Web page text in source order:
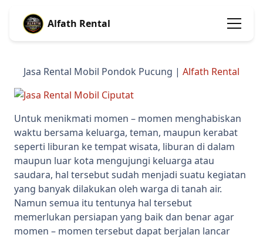
Alfath Rental
Jasa Rental Mobil Pondok Pucung | Alfath Rental
Untuk menikmati momen – momen menghabiskan
waktu bersama keluarga, teman, maupun kerabat
seperti liburan ke tempat wisata, liburan di dalam
maupun luar kota mengujungi keluarga atau
saudara, hal tersebut sudah menjadi suatu kegiatan
yang banyak dilakukan oleh warga di tanah air.
Namun semua itu tentunya hal tersebut
memerlukan persiapan yang baik dan benar agar
momen – momen tersebut dapat berjalan lancar